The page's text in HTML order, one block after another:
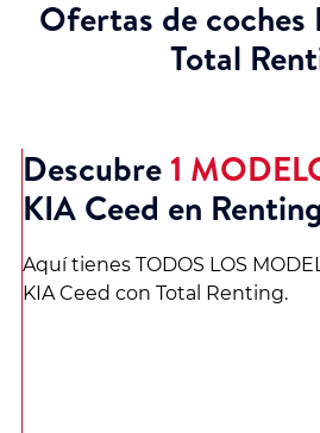
Ofertas de coches
Total
Descubre 1
KIA Ceed en
Aquí tienes TODOS LOS
KIA Ceed con Total Renting.